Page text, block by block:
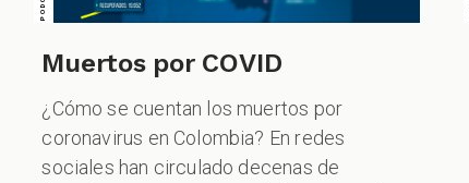
Muertos por COVID
¿Cómo se cuentan los muertos por
coronavirus en Colombia? En redes
sociales han circulado decenas de